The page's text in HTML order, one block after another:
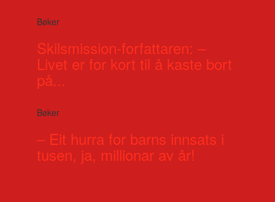
Bøker
Skilsmission-forfattaren: –
Livet er for kort til å kaste bort
på...
Bøker
– Eit hurra for barns innsats i
tusen, ja, millionar av år!